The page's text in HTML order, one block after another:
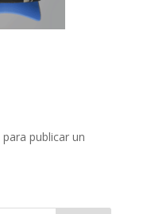
para publicar un